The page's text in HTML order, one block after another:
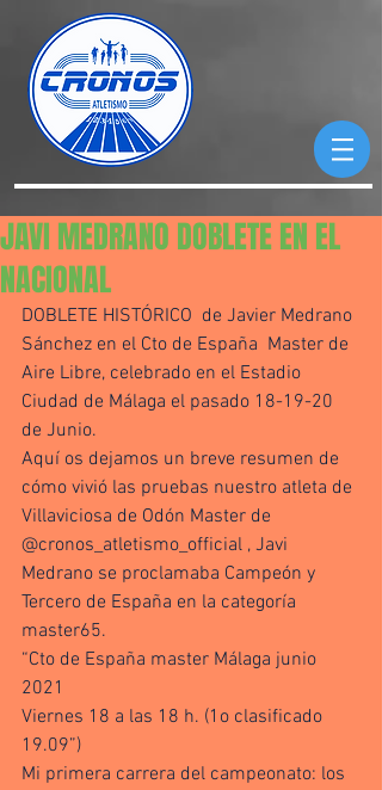
JAVI MEDRANO DOBLETE EN EL
NACIONAL
DOBLETE HISTÓRICO  de Javier Medrano
Sánchez en el Cto de España  Master de
Aire Libre, celebrado en el Estadio
Ciudad de Málaga el pasado 18-19-20
de Junio.
Aquí os dejamos un breve resumen de
cómo vivió las pruebas nuestro atleta de
Villaviciosa de Odón Master de
@cronos_atletismo_official , Javi
Medrano se proclamaba Campeón y
Tercero de España en la categoría
master65.
“Cto de España master Málaga junio
2021
Viernes 18 a las 18 h. (1o clasificado
19.09”)
Mi primera carrera del campeonato: los